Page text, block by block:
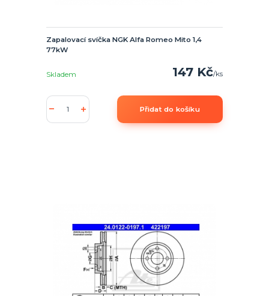
Zapalovací svíčka NGK Alfa Romeo Mito 1,4
77kW
147 Kč/ks
Skladem
Přidat do košíku